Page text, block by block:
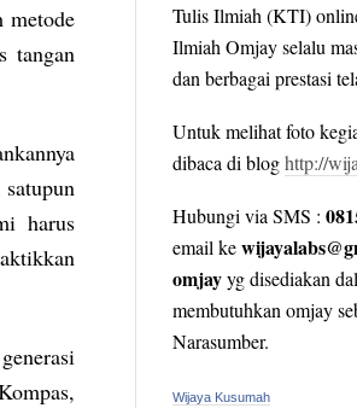
metode
tangan
harus
Tulis Ilmiah (KTI)
Ilmiah Omjay selalu
dan berbagai prestasi
Untuk melihat foto
dibaca di bloghttp://
Hubungi via SMS :
email ke
omjayyg disediakan
membutuhkan omjay
Narasumber.
Wijaya Kusumah